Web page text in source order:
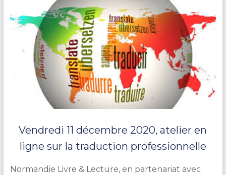
Vendredi 11 décembre 2020, atelier en
ligne sur la traduction professionnelle
Normandie Livre & Lecture, en partenariat avec